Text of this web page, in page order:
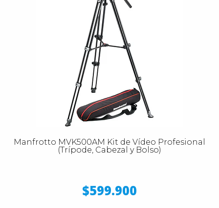
Manfrotto MVK500AM Kit de Vídeo Profesional
(Trípode, Cabezal y Bolso)
$599.900